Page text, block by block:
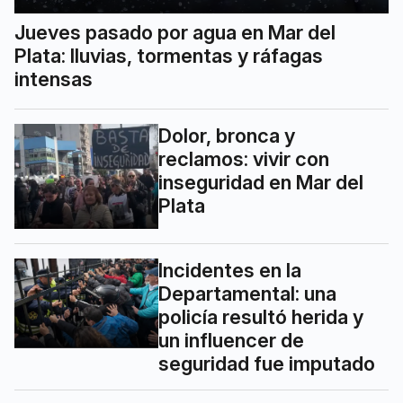
Jueves pasado por agua en Mar del
Plata: lluvias, tormentas y ráfagas
intensas
Dolor, bronca y
reclamos: vivir con
inseguridad en Mar del
Plata
Incidentes en la
Departamental: una
policía resultó herida y
un influencer de
seguridad fue imputado